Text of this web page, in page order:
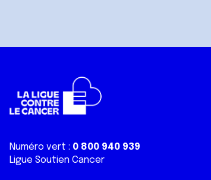
Numéro vert : 0 800 940 939
Ligue Soutien Cancer